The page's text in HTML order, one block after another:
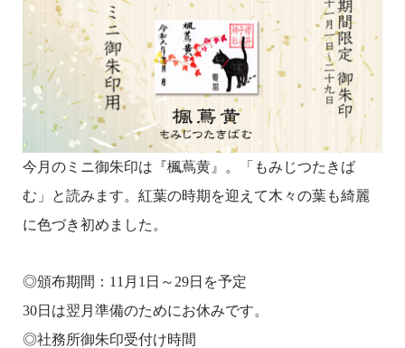
今月のミニ御朱印は『楓蔦黄』。「もみじつたきば
む」と読みます。紅葉の時期を迎えて木々の葉も綺麗
に色づき初めました。
◎頒布期間：11月1日～29日を予定
30日は翌月準備のためにお休みです。
◎社務所御朱印受付け時間